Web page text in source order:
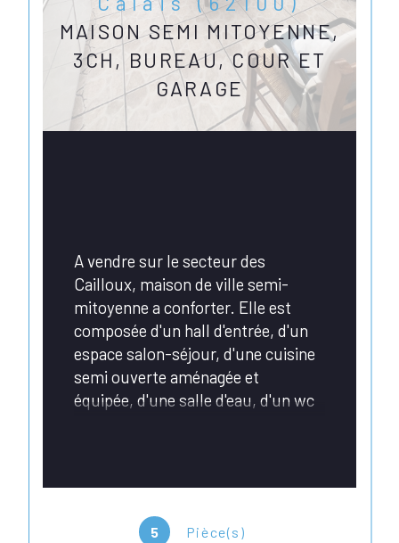
MAISON SEMI MITOYENNE,
3CH, BUREAU, COUR ET
GARAGE
5 Pièce(s)
A vendre sur le secteur des
Cailloux, maison de ville semi-
mitoyenne a conforter. Elle est
composée d'un hall d'entrée, d'un
espace salon-séjour, d'une cuisine
semi ouverte aménagée et
équipée, d'une salle d'eau, d'un wc
espace pouvant faire office de
chambre ou de bureau selon vos